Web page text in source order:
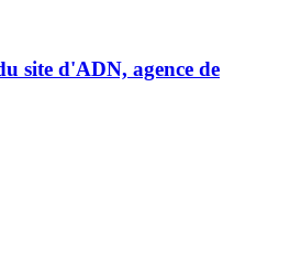
site d'ADN, agence de